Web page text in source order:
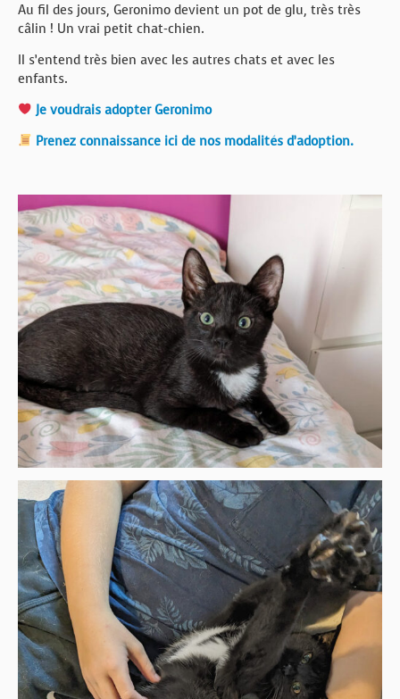
Au fil des jours, Geronimo devient un pot de glu, très très
câlin ! Un vrai petit chat-chien.
Il s’entend très bien avec les autres chats et avec les
enfants.
Je voudrais adopter Geronimo
Prenez connaissance ici de nos modalités d’adoption.